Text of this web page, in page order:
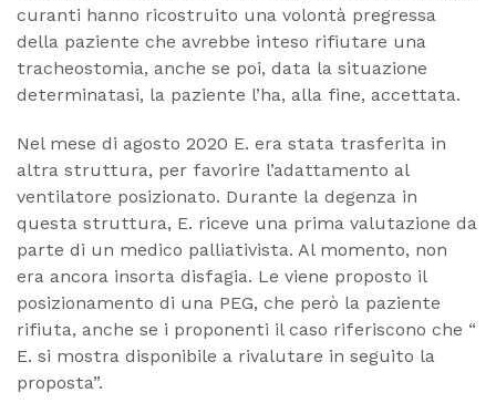
curanti hanno ricostruito una volontà pregressa
della paziente che avrebbe inteso rifiutare una
tracheostomia, anche se poi, data la situazione
determinatasi, la paziente l’ha, alla fine, accettata.
Nel mese di agosto 2020 E. era stata trasferita in
altra struttura, per favorire l’adattamento al
ventilatore posizionato. Durante la degenza in
questa struttura, E. riceve una prima valutazione da
parte di un medico palliativista. Al momento, non
era ancora insorta disfagia. Le viene proposto il
posizionamento di una PEG, che però la paziente
rifiuta, anche se i proponenti il caso riferiscono che “
E. si mostra disponibile a rivalutare in seguito la
proposta”.